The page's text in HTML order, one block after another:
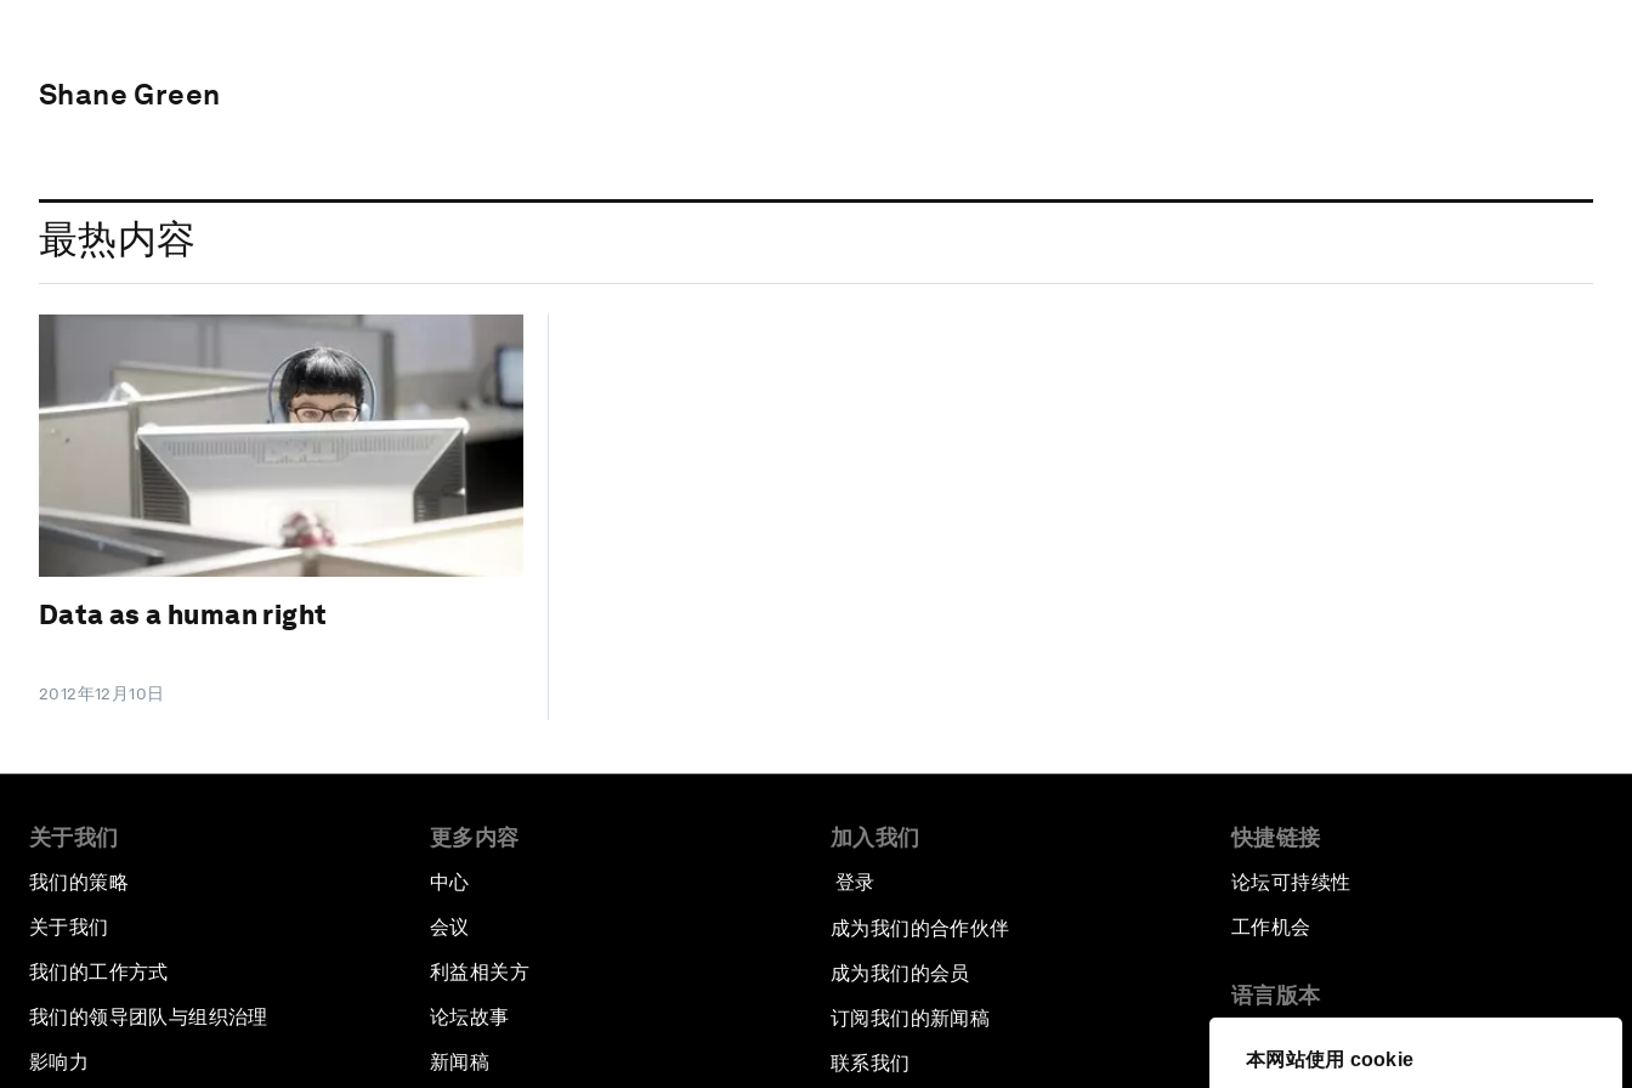
本网站使用 cookie
Shane Green
最热内容
Data as a human right
2012年12月10日
关于我们
我们的策略
关于我们
我们的工作方式
我们的领导团队与组织治理
影响力
更多内容
中心
会议
利益相关方
论坛故事
新闻稿
加入我们
登录
成为我们的合作伙伴
成为我们的会员
订阅我们的新闻稿
联系我们
快捷链接
论坛可持续性
工作机会
语言版本